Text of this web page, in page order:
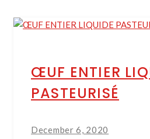
ŒUF ENTIER
PASTEURISÉ
December 6, 2020